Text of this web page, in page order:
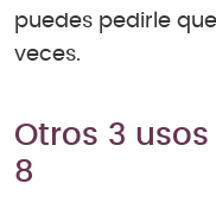
puedes pedirle
veces.
Otros 3
8